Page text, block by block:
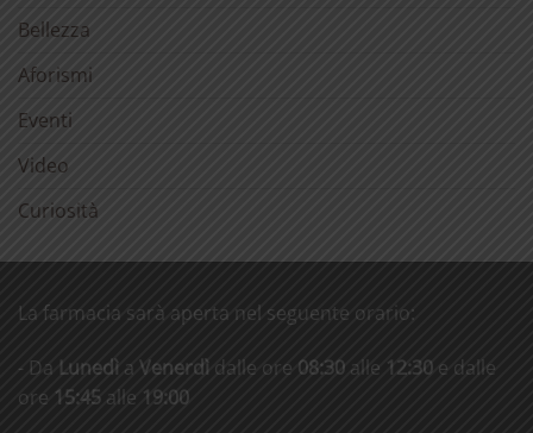
Bellezza
Aforismi
Eventi
Video
Curiosità
La farmacia sarà aperta nel seguente orario:
- Da Lunedì a Venerdì dalle ore 08:30 alle 12:30 e dalle
ore 15:45 alle 19:00